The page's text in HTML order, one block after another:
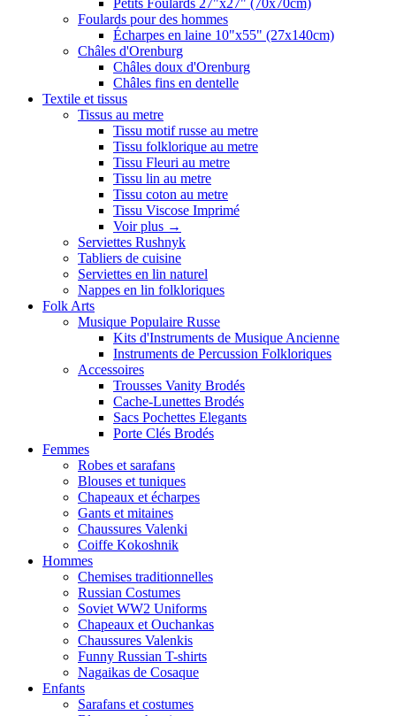
Foulards pour des hommes
Écharpes en laine 10"x55" (27x140cm)
Châles d'Orenburg
Châles doux d'Orenburg
Châles fins en dentelle
Textile et tissus
Tissus au metre
Tissu motif russe au metre
Tissu folklorique au metre
Tissu Fleuri au metre
Tissu lin au metre
Tissu coton au metre
Tissu Viscose Imprimé
Voir plus →
Serviettes Rushnyk
Tabliers de cuisine
Serviettes en lin naturel
Nappes en lin folkloriques
Folk Arts
Musique Populaire Russe
Kits d'Instruments de Musique Ancienne
Instruments de Percussion Folkloriques
Accessoires
Trousses Vanity Brodés
Cache-Lunettes Brodés
Sacs Pochettes Elegants
Porte Clés Brodés
Femmes
Robes et sarafans
Blouses et tuniques
Chapeaux et écharpes
Gants et mitaines
Chaussures Valenki
Coiffe Kokoshnik
Hommes
Chemises traditionnelles
Russian Costumes
Soviet WW2 Uniforms
Chapeaux et Ouchankas
Chaussures Valenkis
Funny Russian T-shirts
Nagaikas de Cosaque
Enfants
Sarafans et costumes